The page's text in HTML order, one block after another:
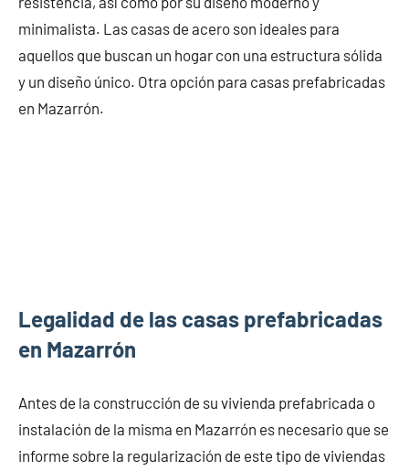
minimalista. Las casas de acero son ideales para
aquellos que buscan un hogar con una estructura sólida
y un diseño único. Otra opción para casas prefabricadas
en Mazarrón.
Legalidad de las casas prefabricadas
en Mazarrón
Antes de la construcción de su vivienda prefabricada o
instalación de la misma en Mazarrón es necesario que se
informe sobre la regularización de este tipo de viviendas